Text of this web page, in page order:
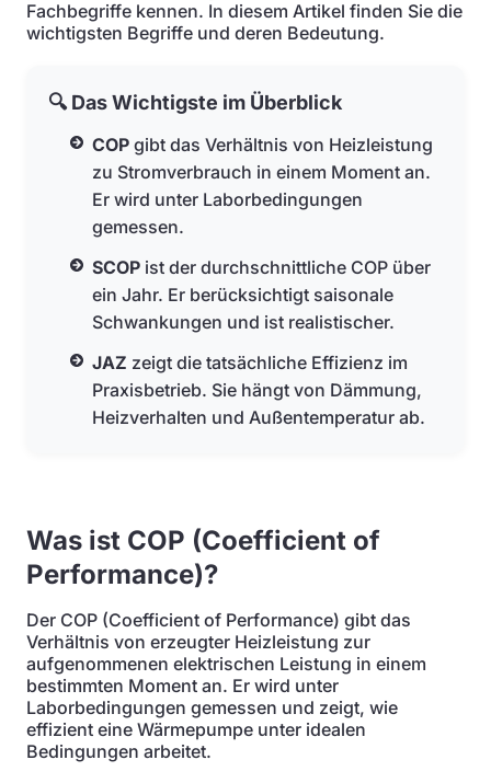
Fachbegriffe kennen. In diesem Artikel finden Sie die
wichtigsten Begriffe und deren Bedeutung.
🔍 Das Wichtigste im Überblick
COP gibt das Verhältnis von Heizleistung
zu Stromverbrauch in einem Moment an.
Er wird unter Laborbedingungen
gemessen.
SCOP ist der durchschnittliche COP über
ein Jahr. Er berücksichtigt saisonale
Schwankungen und ist realistischer.
JAZ zeigt die tatsächliche Effizienz im
Praxisbetrieb. Sie hängt von Dämmung,
Heizverhalten und Außentemperatur ab.
Was ist COP (Coefficient of
Performance)?
Der COP (Coefficient of Performance) gibt das
Verhältnis von erzeugter Heizleistung zur
aufgenommenen elektrischen Leistung in einem
bestimmten Moment an. Er wird unter
Laborbedingungen gemessen und zeigt, wie
effizient eine Wärmepumpe unter idealen
Bedingungen arbeitet.